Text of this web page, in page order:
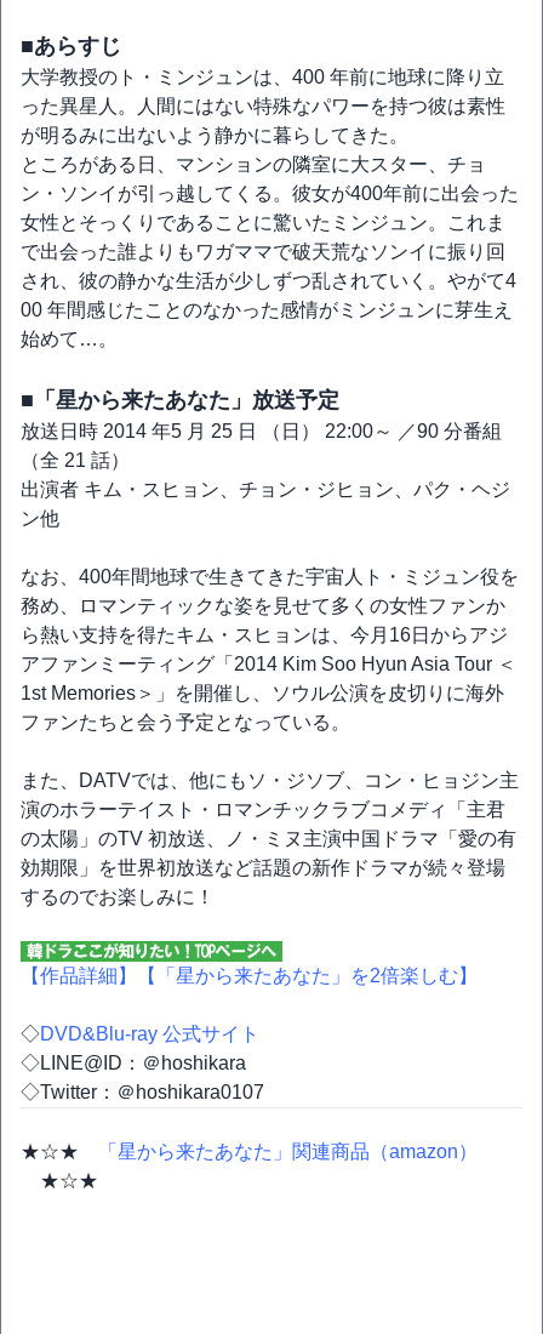
■あらすじ
大学教授のト・ミンジュンは、400 年前に地球に降り立
った異星人。人間にはない特殊なパワーを持つ彼は素性
が明るみに出ないよう静かに暮らしてきた。
ところがある日、マンションの隣室に大スター、チョ
ン・ソンイが引っ越してくる。彼女が400年前に出会った
女性とそっくりであることに驚いたミンジュン。これま
で出会った誰よりもワガママで破天荒なソンイに振り回
され、彼の静かな生活が少しずつ乱されていく。やがて4
00 年間感じたことのなかった感情がミンジュンに芽生え
始めて…。
■「星から来たあなた」放送予定
放送日時 2014 年5 月 25 日 （日） 22:00～ ／90 分番組
（全 21 話）
出演者 キム・スヒョン、チョン・ジヒョン、パク・ヘジ
ン他
なお、400年間地球で生きてきた宇宙人ト・ミジュン役を
務め、ロマンティックな姿を見せて多くの女性ファンか
ら熱い支持を得たキム・スヒョンは、今月16日からアジ
アファンミーティング「2014 Kim Soo Hyun Asia Tour ＜
1st Memories＞」を開催し、ソウル公演を皮切りに海外
ファンたちと会う予定となっている。
また、DATVでは、他にもソ・ジソブ、コン・ヒョジン主
演のホラーテイスト・ロマンチックラブコメディ「主君
の太陽」のTV 初放送、ノ・ミヌ主演中国ドラマ「愛の有
効期限」を世界初放送など話題の新作ドラマが続々登場
するのでお楽しみに！
【作品詳細】 【「星から来たあなた」を2倍楽しむ】
◇DVD&Blu-ray 公式サイト
◇LINE@ID：＠hoshikara
◇Twitter：＠hoshikara0107
★☆★
「星から来たあなた」関連商品（amazon）
★☆★